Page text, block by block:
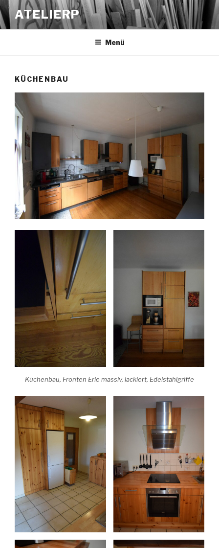
Zum
Inhalt
springen
ATELIERP
Menü
KÜCHENBAU
Küchenbau, Fronten Erle massiv, lackiert, Edelstahlgriffe